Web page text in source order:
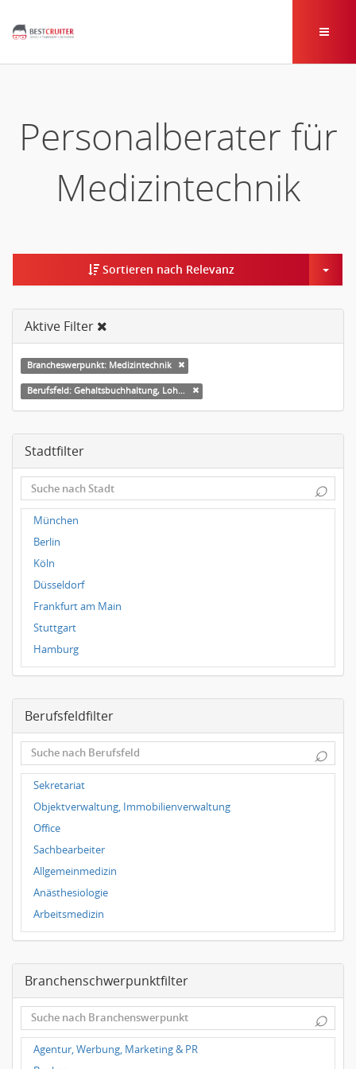
Personalberater für
Medizintechnik
Sortieren nach Relevanz
Aktive Filter
Brancheswerpunkt: Medizintechnik
Berufsfeld: Gehaltsbuchhaltung, Lohnbuchhaltung
Stadtfilter
⌕
München
Berlin
Köln
Düsseldorf
Frankfurt am Main
Stuttgart
Hamburg
Frankfurt
Magdeburg
Leipzig
Dortmund
Wuppertal
Hallbergmoos
Würzburg
Grünwald
Ulm
Bielefeld
Hannover
Duisburg
Berufsfeldfilter
⌕
Sekretariat
Objektverwaltung, Immobilienverwaltung
Office
Sachbearbeiter
Allgemeinmedizin
Anästhesiologie
Arbeitsmedizin
Augenheilkunde
Frauenheilkunde, Geburtshilfe
Hals-Nasen-Ohrenheilkunde
Hautkrankheiten, Geschlechtskrankheiten
Hygienemedizin, Umweltmedizin
Innere Medizin
Branchenschwerpunktfilter
⌕
Agentur, Werbung, Marketing & PR